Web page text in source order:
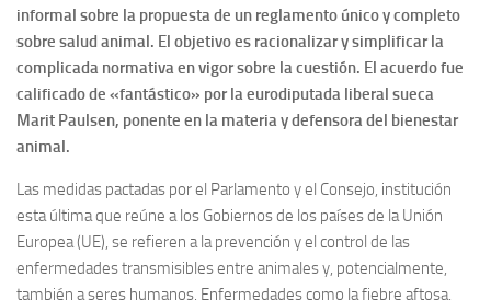
informal sobre la propuesta de un reglamento único y completo
sobre salud animal. El objetivo es racionalizar y simplificar la
complicada normativa en vigor sobre la cuestión. El acuerdo fue
calificado de «fantástico» por la eurodiputada liberal sueca
Marit Paulsen, ponente en la materia y defensora del bienestar
animal.
Las medidas pactadas por el Parlamento y el Consejo, institución
esta última que reúne a los Gobiernos de los países de la Unión
Europea (UE), se refieren a la prevención y el control de las
enfermedades transmisibles entre animales y, potencialmente,
también a seres humanos. Enfermedades como la fiebre aftosa,